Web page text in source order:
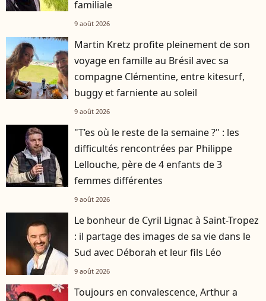
familiale
9 août 2026
Martin Kretz profite pleinement de son
voyage en famille au Brésil avec sa
compagne Clémentine, entre kitesurf,
buggy et farniente au soleil
9 août 2026
"T’es où le reste de la semaine ?" : les
difficultés rencontrées par Philippe
Lellouche, père de 4 enfants de 3
femmes différentes
9 août 2026
Le bonheur de Cyril Lignac à Saint-Tropez
: il partage des images de sa vie dans le
Sud avec Déborah et leur fils Léo
9 août 2026
Toujours en convalescence, Arthur a